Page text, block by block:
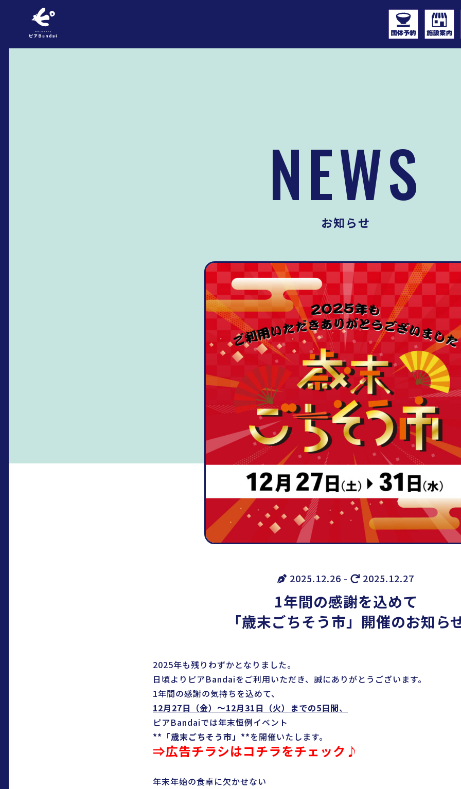
NEWS
お知らせ
2025.12.26 - 2025.12.27
1年間の感謝を込めて
「歳末ごちそう市」開催のお知ら
2025年も残りわずかとなりました。
日頃よりピアBandaiをご利用いただき、誠にありがとうございます。
1年間の感謝の気持ちを込めて、
12月27日（金）～12月31日（火）までの5日間、
ピアBandaiでは年末恒例イベント
**「歳末ごちそう市」**を開催いたします。
⇒広告チラシはコチラをチェック♪
年末年始の食卓に欠かせない